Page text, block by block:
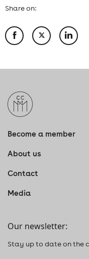
Share on:
Become a member
About us
Contact
Media
Our newsletter:
Stay up to date on the